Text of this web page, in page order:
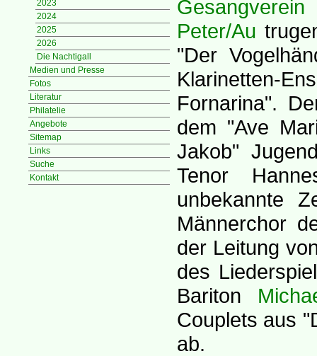
2023
2024
2025
2026
Die Nachtigall
Medien und Presse
Fotos
Literatur
Philatelie
Angebote
Sitemap
Links
Suche
Kontakt
Peter/Au
"Der
Klarinetten-
Fornarina".
dem "Ave
Jakob"
Tenor
unbekannte
Männerchor
der Leitung
des
Bariton
Couplets aus
ab.